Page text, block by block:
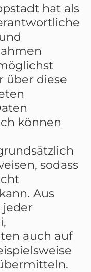
hat als
über diese
können
sodass
Aus
jeder
auch auf